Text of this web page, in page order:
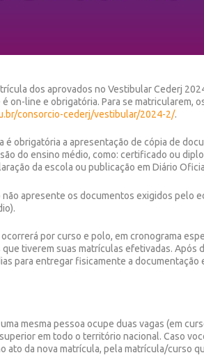
dos aprovados no Vestibular Cederj
on-line e obrigatória. Para se matricularem,
consorcio-cederj/vestibular/2024-2/.
é obrigatória a apresentação de cópia de
do ensino médio, como: certificado ou
da escola ou publicação em Diário
apresente os documentos exigidos pelo
por curso e polo, em cronograma
tiverem suas matrículas efetivadas. Após
para entregar fisicamente a documentação
mesma pessoa ocupe duas vagas (em
em todo o território nacional. Caso
ato da nova matrícula, pela matrícula/curso